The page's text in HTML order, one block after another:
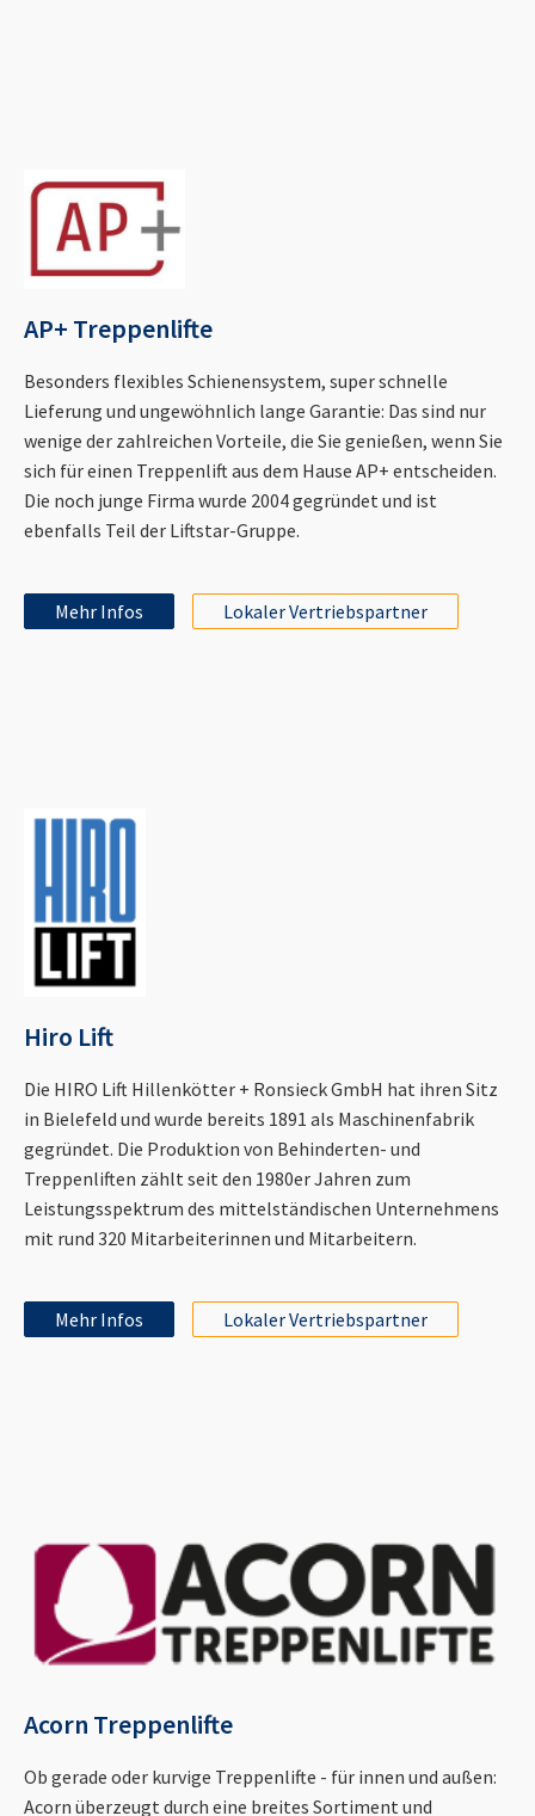
AP+ Treppenlifte
Besonders flexibles Schienensystem, super schnelle
Lieferung und ungewöhnlich lange Garantie: Das sind nur
wenige der zahlreichen Vorteile, die Sie genießen, wenn Sie
sich für einen Treppenlift aus dem Hause AP+ entscheiden.
Die noch junge Firma wurde 2004 gegründet und ist
ebenfalls Teil der Liftstar-Gruppe.
Mehr Infos Lokaler Vertriebspartner
Hiro Lift
Die HIRO Lift Hillenkötter + Ronsieck GmbH hat ihren Sitz
in Bielefeld und wurde bereits 1891 als Maschinenfabrik
gegründet. Die Produktion von Behinderten- und
Treppenliften zählt seit den 1980er Jahren zum
Leistungsspektrum des mittelständischen Unternehmens
mit rund 320 Mitarbeiterinnen und Mitarbeitern.
Mehr Infos Lokaler Vertriebspartner
Acorn Treppenlifte
Ob gerade oder kurvige Treppenlifte - für innen und außen:
Acorn überzeugt durch eine breites Sortiment und